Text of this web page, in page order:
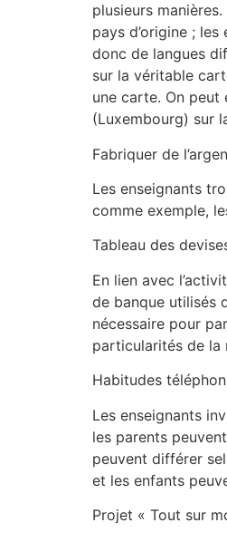
plusieurs
pays d’origine ;
donc de langues
sur la véritable
une carte. On peut
(Luxembourg) sur
Fabriquer de
Les enseignants
comme exemple,
Tableau des
En lien avec
de banque utilisés
nécessaire pour
particularités de la
Habitudes
Les enseignants
les parents
peuvent différer
et les enfants
Projet « Tout sur